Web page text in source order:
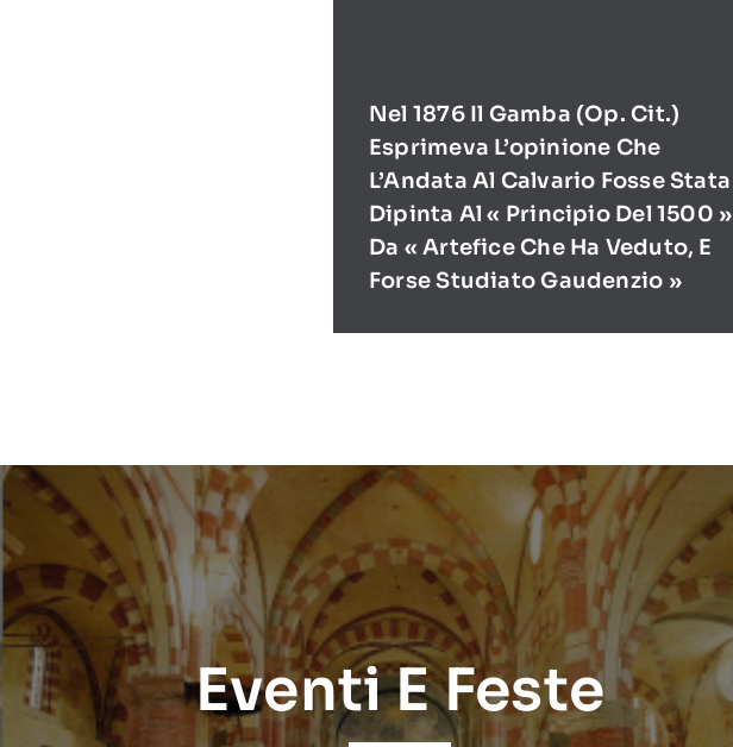
Nel 1876 Il Gamba (op. Cit.)
Esprimeva L’opinione Che
L’Andata Al Calvario Fosse Stata
Dipinta Al « Principio Del 1500 »
Da « Artefice Che Ha Veduto, E
Forse Studiato Gaudenzio »
Eventi E Feste